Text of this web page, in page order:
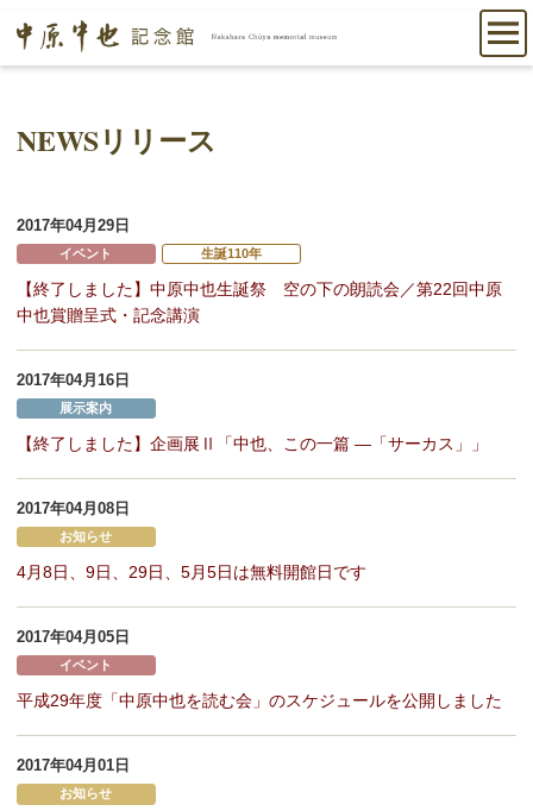
NEWSリリース
2017年04月29日
イベント 生誕110年
【終了しました】中原中也生誕祭 空の下の朗読会／第22回中原
中也賞贈呈式・記念講演
2017年04月16日
展示案内
【終了しました】企画展Ⅱ「中也、この一篇 ―「サーカス」」
2017年04月08日
お知らせ
4月8日、9日、29日、5月5日は無料開館日です
2017年04月05日
イベント
平成29年度「中原中也を読む会」のスケジュールを公開しました
2017年04月01日
お知らせ